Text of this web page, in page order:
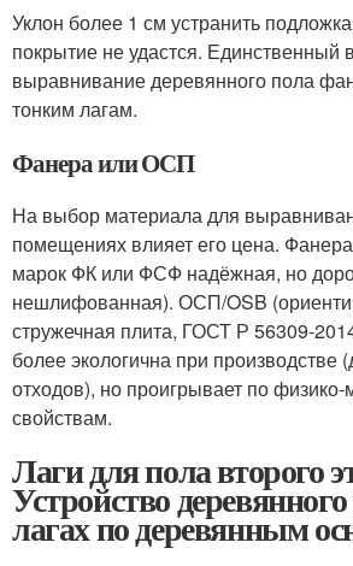
Уклон более 1 см устранить
покрытие не удастся. Единственный
выравнивание деревянного пола
тонким лагам.
Фанера или ОСП
На выбор материала для
помещениях влияет его цена.
марок ФК или ФСФ надёжная, но
нешлифованная). ОСП/OSB
стружечная плита, ГОСТ Р 56309-
более экологична при производстве
отходов), но проигрывает по
свойствам.
Лаги для пола второго
Устройство
лагах по деревянным